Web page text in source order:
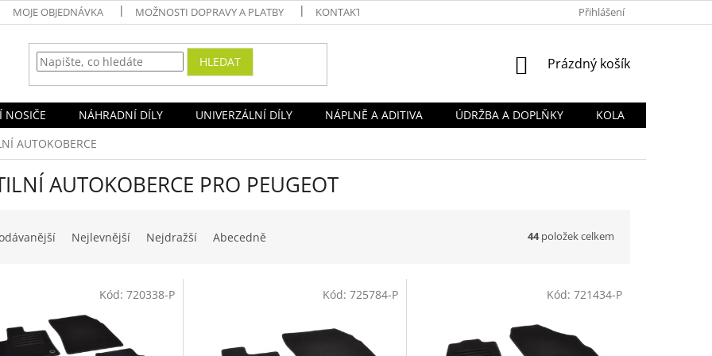
MOJE OBJEDNÁVKA MOŽNOSTI DOPRAVY A PLATBY KONTAKTY PODMÍNKY OCHRANY OSOBNÍCH
Přihlášení
HLEDAT
NÁKUPNÍ
Prázdný košík
NOSIČE NÁHRADNÍ DÍLY UNIVERZÁLNÍ DÍLY NÁPLNĚ A ADITIVA ÚDRŽBA A DOPLŇKY
KOLA
AUTOKOBERCE
AUTOKOBERCE PRO PEUGEOT
Nejlevnější Nejdražší Abecedně 44položek celkem
Kód: 720338-P Kód: 725784-P Kód: 721434-P